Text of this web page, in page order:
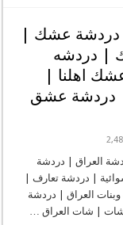
عشك |
| دردشه
اهلنا |
دردشة عشق
العراق | دردشة
| دردشة تعارف |
العراق | دردشة
| شات العراق …